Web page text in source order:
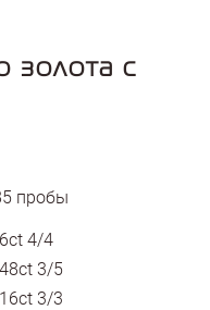
золота с
пробы
4/4
3/5
3/3